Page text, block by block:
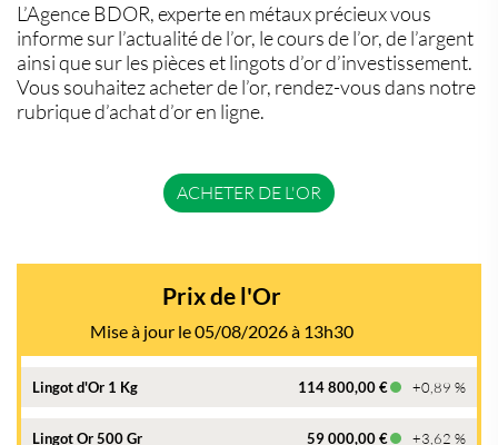
L’Agence BDOR, experte en métaux précieux vous
informe sur l’actualité de l’or, le cours de l’or, de l’argent
ainsi que sur les pièces et lingots d’or d’investissement.
Vous souhaitez acheter de l’or, rendez-vous dans notre
rubrique d’achat d’or en ligne.
ACHETER DE L'OR
Prix de l'Or
Mise à jour le 05/08/2026 à 13h30
Lingot d'Or 1 Kg 114 800,00 € +0,89 %
Lingot Or 500 Gr 59 000,00 € +3,62 %